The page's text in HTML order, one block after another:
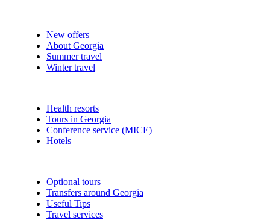
New offers
About Georgia
Summer travel
Winter travel
Health resorts
Tours in Georgia
Conference service (MICE)
Hotels
Optional tours
Transfers around Georgia
Useful Tips
Travel services